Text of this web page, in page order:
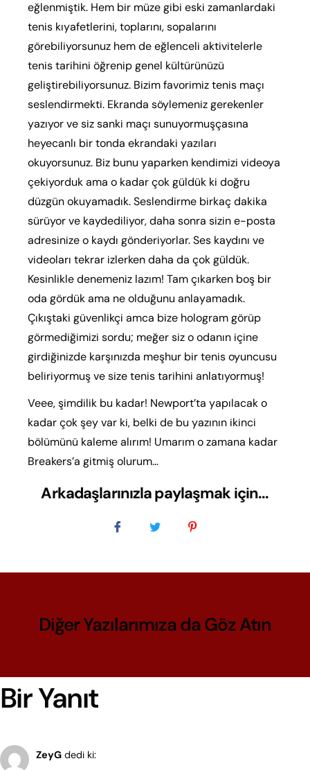
eğlenmiştik. Hem bir müze gibi eski zamanlardaki
tenis kıyafetlerini, toplarını, sopalarını
görebiliyorsunuz hem de eğlenceli aktivitelerle
tenis tarihini öğrenip genel kültürünüzü
geliştirebiliyorsunuz. Bizim favorimiz tenis maçı
seslendirmekti. Ekranda söylemeniz gerekenler
yazıyor ve siz sanki maçı sunuyormuşçasına
heyecanlı bir tonda ekrandaki yazıları
okuyorsunuz. Biz bunu yaparken kendimizi videoya
çekiyorduk ama o kadar çok güldük ki doğru
düzgün okuyamadık. Seslendirme birkaç dakika
sürüyor ve kaydediliyor, daha sonra sizin e-posta
adresinize o kaydı gönderiyorlar. Ses kaydını ve
videoları tekrar izlerken daha da çok güldük.
Kesinlikle denemeniz lazım! Tam çıkarken boş bir
oda gördük ama ne olduğunu anlayamadık.
Çıkıştaki güvenlikçi amca bize hologram görüp
görmediğimizi sordu; meğer siz o odanın içine
girdiğinizde karşınızda meşhur bir tenis oyuncusu
beliriyormuş ve size tenis tarihini anlatıyormuş!
Veee, şimdilik bu kadar! Newport’ta yapılacak o
kadar çok şey var ki, belki de bu yazının ikinci
bölümünü kaleme alırım! Umarım o zamana kadar
Breakers’a gitmiş olurum…
Arkadaşlarınızla paylaşmak için...
Diğer Yazılarımıza da Göz Atın​
Bir Yanıt
ZeyG dedi ki: